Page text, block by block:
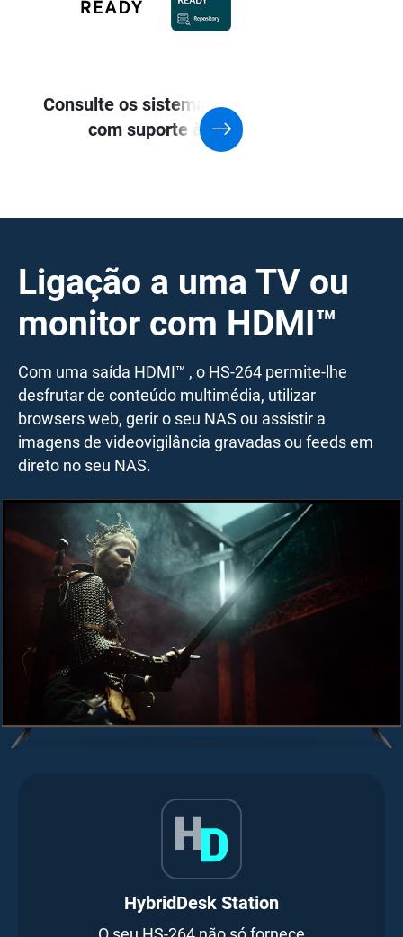
Consulte os sistemas QNAP NAS
com suporte à aplicação de
virtualização
Ligação a uma TV ou
monitor com HDMI™
Com uma saída HDMI™ , o HS-264 permite-lhe
desfrutar de conteúdo multimédia, utilizar
browsers web, gerir o seu NAS ou assistir a
imagens de videovigilância gravadas ou feeds em
direto no seu NAS.
HybridDesk Station